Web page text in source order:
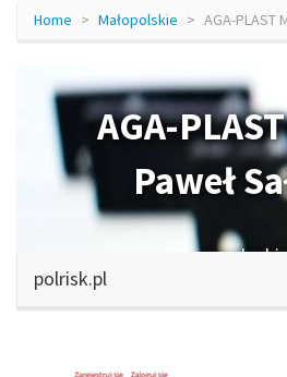
Home Małopolskie AGA-PLAST
AGA-
Paweł
polrisk.pl